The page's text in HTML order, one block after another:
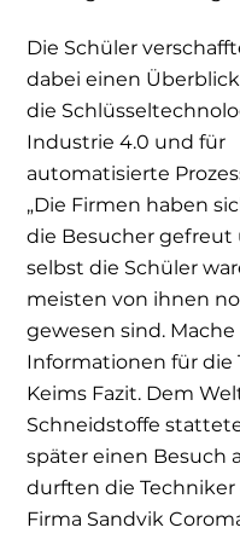
Die Schüler
dabei einen
die
Industrie 4.0 und für
automatisierte
„Die Firmen haben
die Besucher gefreut
selbst die Schüler
meisten von ihnen
gewesen sind.
Informationen für die
Keims Fazit. Dem
Schneidstoffe
später einen Besuch
durften die
Firma Sandvik